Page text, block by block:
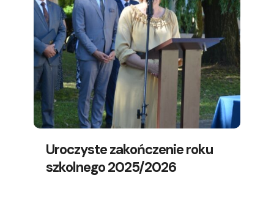
Uroczyste zakończenie roku
szkolnego 2025/2026